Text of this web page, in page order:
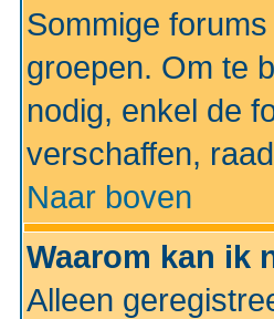
Sommige
groepen. Om te
nodig, enkel de
verschaffen,
Naar boven
Waarom kan ik
Alleen